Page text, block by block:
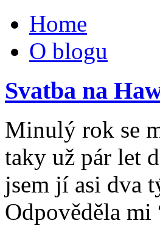
Home
O blogu
Svatba na
Minulý rok se
taky už pár let
jsem jí asi dva
Odpověděla mi